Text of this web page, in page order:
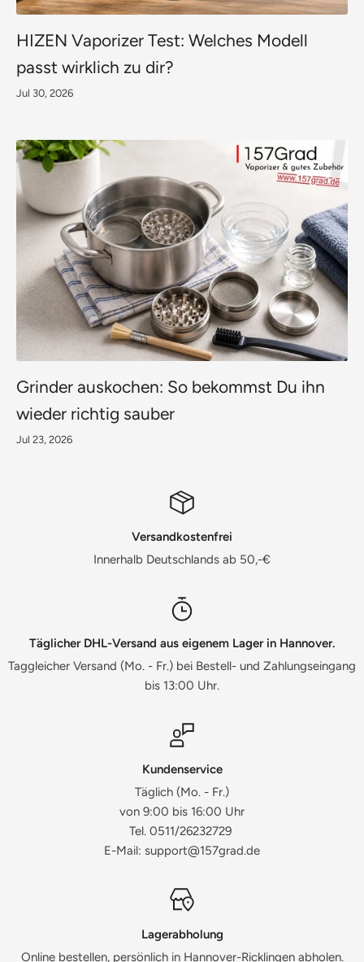
HIZEN Vaporizer Test: Welches Modell
passt wirklich zu dir?
Jul 30, 2026
Grinder auskochen: So bekommst Du ihn
wieder richtig sauber
Jul 23, 2026
Versandkostenfrei
Innerhalb Deutschlands ab 50,-€
Täglicher DHL-Versand aus eigenem Lager in Hannover.
Taggleicher Versand (Mo. - Fr.) bei Bestell- und Zahlungseingang
bis 13:00 Uhr.
Kundenservice
Täglich (Mo. - Fr.)
von 9:00 bis 16:00 Uhr
Tel. 0511/26232729
E-Mail: support@157grad.de
Lagerabholung
Online bestellen, persönlich in Hannover-Ricklingen abholen.